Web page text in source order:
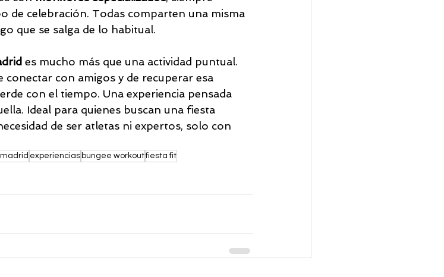
de celebración. Todas comparten una misma
que se salga de lo habitual.
es mucho más que una actividad puntual.
con amigos y de recuperar esa
con el tiempo. Una experiencia pensada
Ideal para quienes buscan una fiesta
de ser atletas ni expertos, solo con
experiencias bungee workoutfiesta fit